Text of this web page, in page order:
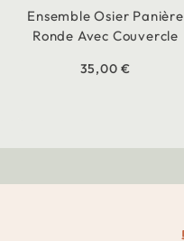
Ensemble Osier Panière
Ronde Avec Couvercle
35,00 €